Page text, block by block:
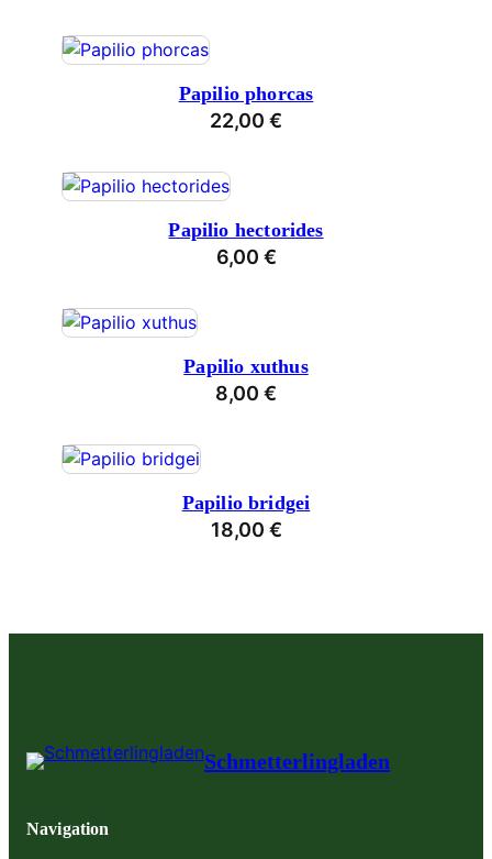
Papilio phorcas
22,00 €
Papilio hectorides
6,00 €
Papilio xuthus
8,00 €
Papilio bridgei
18,00 €
Schmetterlingladen
Navigation